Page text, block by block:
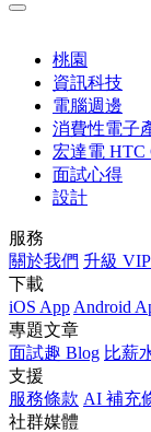
桃園
資訊科技
電腦週邊
消費性電子
宏達電 HTC
面試心得
設計
服務
關於我們 升級
下載
iOS App Android
專題文章
面試趣 Blog 比薪
支援
服務條款 AI 補充
社群媒體